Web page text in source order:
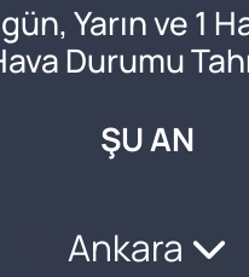
Yarın ve 1
Durumu
ŞU AN
Ankara
Haberleri